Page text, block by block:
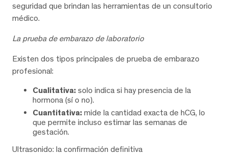
seguridad que brindan las herramientas de un consultorio
médico.
La prueba de embarazo de laboratorio
Existen dos tipos principales de prueba de embarazo
profesional:
Cualitativa: solo indica si hay presencia de la
hormona (sí o no).
Cuantitativa: mide la cantidad exacta de hCG, lo
que permite incluso estimar las semanas de
gestación.
Ultrasonido: la confirmación definitiva